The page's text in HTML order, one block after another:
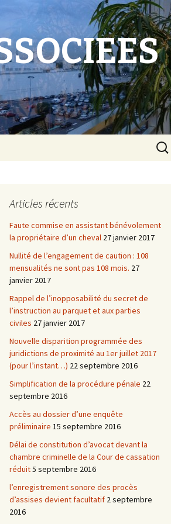
Articles récents
Faute commise en assistant bénévolement
la propriétaire d’un cheval 27 janvier 2017
Nullité de l’engagement de caution : 108
mensualités ne sont pas 108 mois. 27
janvier 2017
Rappel de l’inopposabilité du secret de
l’instruction au parquet et aux parties
civiles 27 janvier 2017
Nouvelle disparition programmée des
juridictions de proximité au 1er juillet 2017
(pour l’instant…) 22 septembre 2016
Simplification de la procédure pénale 22
septembre 2016
Accès au dossier d’une enquête
préliminaire 15 septembre 2016
Délai de constitution d’avocat devant la
chambre criminelle de la Cour de cassation
réduit5 septembre 2016
l’enregistrement sonore des procès
d’assises devient facultatif 2 septembre
2016